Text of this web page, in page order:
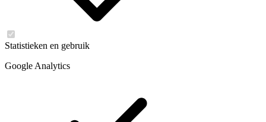
Statistieken en gebruik
Google Analytics